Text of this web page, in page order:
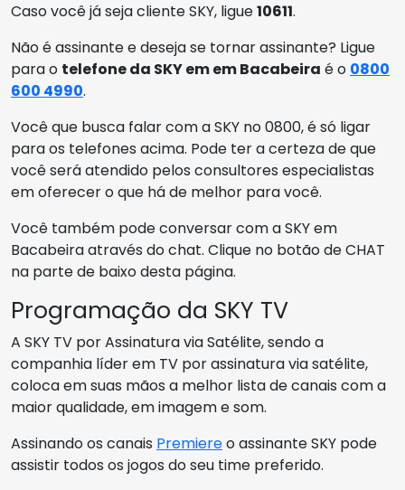
Caso você já seja cliente SKY, ligue10611.
Não é assinante e deseja se tornar assinante? Ligue
para o telefone da SKY em em Bacabeira é o 0800
600 4990.
Você que busca falar com a SKY no 0800, é só ligar
para os telefones acima. Pode ter a certeza de que
você será atendido pelos consultores especialistas
em oferecer o que há de melhor para você.
Você também pode conversar com a SKY em
Bacabeira através do chat. Clique no botão de CHAT
na parte de baixo desta página.
Programação da SKY TV
A SKY TV por Assinatura via Satélite, sendo a
companhia líder em TV por assinatura via satélite,
coloca em suas mãos a melhor lista de canais com a
maior qualidade, em imagem e som.
Assinando os canais Premiereo assinante SKY pode
assistir todos os jogos do seu time preferido.